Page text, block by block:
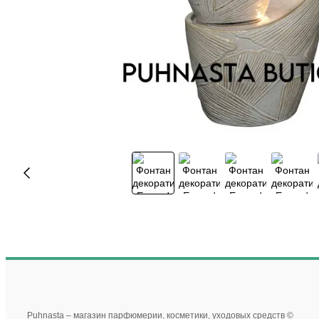
Puhnasta – магазин парфюмерии, косметики, уходовых средств ©